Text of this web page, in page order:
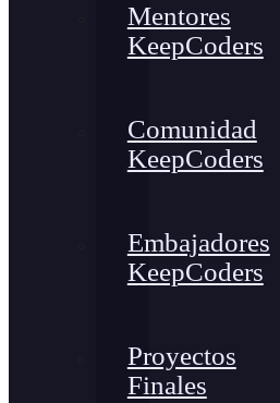
Mentores
KeepCoders
Comunidad
KeepCoders
Embajadores
KeepCoders
Proyectos
Finales